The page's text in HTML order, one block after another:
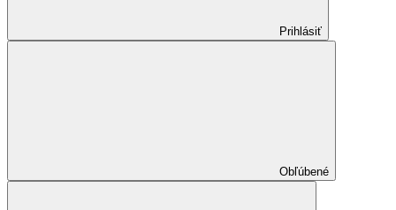
Prihlásiť
Obľúbené